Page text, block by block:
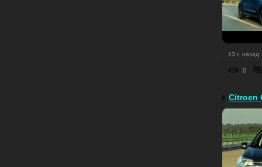
13 г. назад
0
Citroen